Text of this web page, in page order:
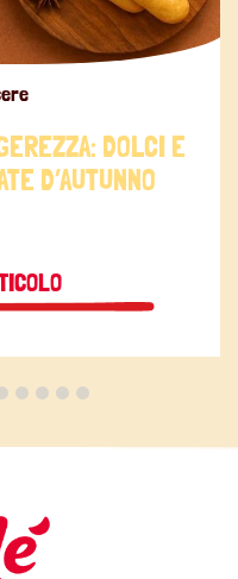
DOLCI E
D’AUTUNNO